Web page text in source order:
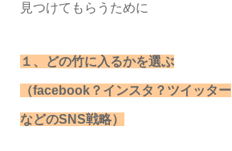
見つけてもらうために
１、どの竹に入るかを選ぶ
（facebook？インスタ？ツイッター
などのSNS戦略）